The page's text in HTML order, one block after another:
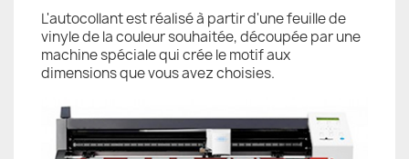
L'autocollant est réalisé à partir d'une feuille de
vinyle de la couleur souhaitée, découpée par une
machine spéciale qui crée le motif aux
dimensions que vous avez choisies.